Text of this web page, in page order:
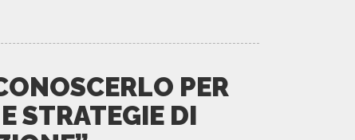
PER
STRATEGIE DI